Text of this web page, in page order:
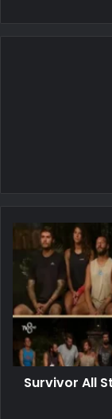
Survivor All